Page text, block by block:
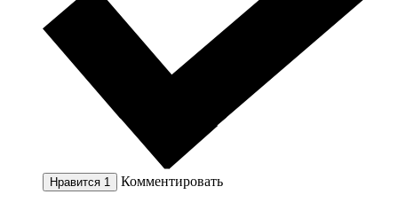
Нравится 1 Комментировать